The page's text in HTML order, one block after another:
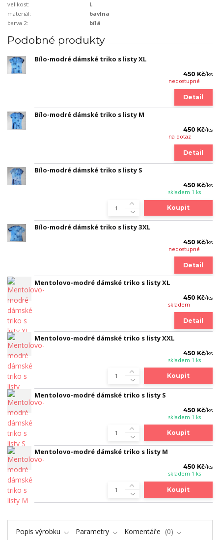
velikost:
L
materiál:
bavlna
barva 2:
bílá
Podobné produkty
Bílo-modré dámské triko s listy XL
450 Kč/ks
nedostupné
Detail
Bílo-modré dámské triko s listy M
450 Kč/ks
na dotaz
Detail
Bílo-modré dámské triko s listy S
450 Kč/ks
skladem 1 ks
Koupit
Bílo-modré dámské triko s listy 3XL
450 Kč/ks
nedostupné
Detail
Mentolovo-modré dámské triko s listy XL
450 Kč/ks
skladem
Detail
Mentolovo-modré dámské triko s listy XXL
450 Kč/ks
skladem 1 ks
Koupit
Mentolovo-modré dámské triko s listy S
450 Kč/ks
skladem 1 ks
Koupit
Mentolovo-modré dámské triko s listy M
450 Kč/ks
skladem 1 ks
Koupit
Popis výrobku Parametry Komentáře 0